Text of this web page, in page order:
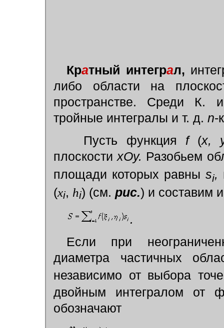
Кратный интеграл,
либо области на
пространстве. Среди К.
тройные интегралы и т. д. n-
Пусть функция f (x,
плоскостихОу. Разобьем
площади которых равны si,
(xi, hi) (см. рис.) и составим
.
Если при
диаметра частичных
независимо от выбора
двойным интегралом от
обозначают